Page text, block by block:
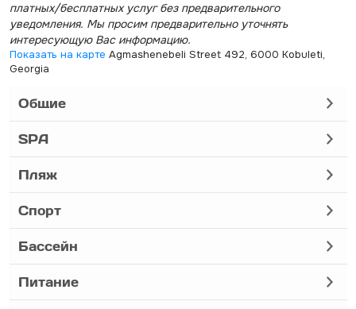
платных/бесплатных услуг без предварительного
уведомления. Мы просим предварительно уточнять
интересующую Вас информацию.
Показать на карте Agmashenebeli Street 492, 6000 Kobuleti,
Georgia
Общие
SPA
Пляж
Спорт
Бассейн
Питание